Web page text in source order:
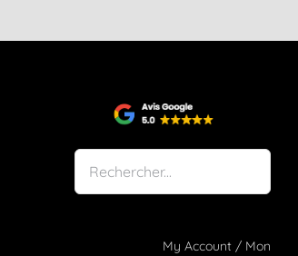
My Account / Mon